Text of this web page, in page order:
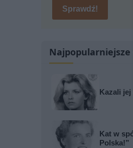
Sprawdź!
Najpopularniejsze
Kazali
Kat w
Polska!”